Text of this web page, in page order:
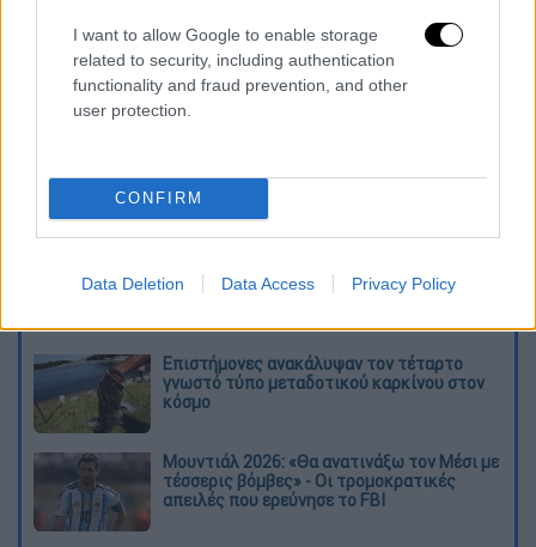
I want to allow Google to enable storage
related to security, including authentication
functionality and fraud prevention, and other
user protection.
CONFIRM
Data Deletion Data Access Privacy Policy
καταχώρηση
Επιστήμονες ανακάλυψαν τον τέταρτο
γνωστό τύπο μεταδοτικού καρκίνου στον
κόσμο
Μουντιάλ 2026: «Θα ανατινάξω τον Μέσι με
τέσσερις βόμβες» - Οι τρομοκρατικές
απειλές που ερεύνησε το FBI